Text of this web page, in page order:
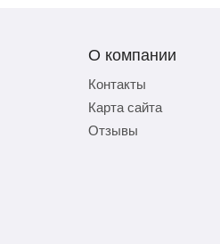
О компании
Контакты
Карта сайта
Отзывы